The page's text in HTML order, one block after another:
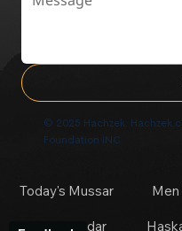
© 2025 Hachzek.
Foundation INC
Today's Mussar Men
Free Calendar